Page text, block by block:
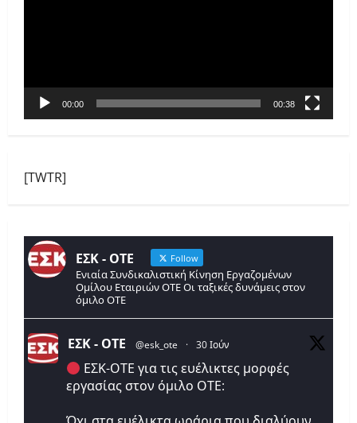
00:00 00:38
[TWTR]
ΕΣΚ - ΟΤΕ Follow
Ενιαία Συνδικαλιστική Κίνηση Εργαζομένων
Ομίλου Εταιριών ΟΤΕ Οι ταξικές δυνάμεις στον
όμιλο ΟΤΕ
ΕΣΚ - ΟΤΕ @esk_ote · 30 Ιούν
ΕΣΚ-ΟΤΕ για τις ευέλικτες μορφές
εργασίας στον όμιλο ΟΤΕ: